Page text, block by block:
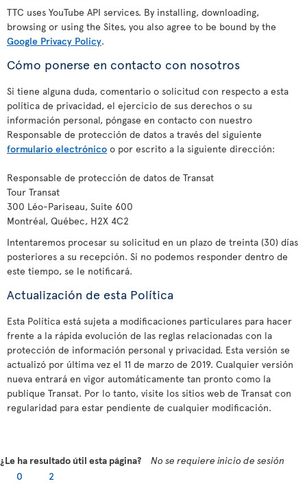
TTC uses YouTube API services. By installing, downloading,
browsing or using the Sites, you also agree to be bound by the
Google Privacy Policy.
Cómo ponerse en contacto con nosotros
Si tiene alguna duda, comentario o solicitud con respecto a esta
política de privacidad, el ejercicio de sus derechos o su
información personal, póngase en contacto con nuestro
Responsable de protección de datos a través del siguiente
formulario electrónico o por escrito a la siguiente dirección:
Responsable de protección de datos de Transat
Tour Transat
300 Léo-Pariseau, Suite 600
Montréal, Québec, H2X 4C2
Intentaremos procesar su solicitud en un plazo de treinta (30) días
posteriores a su recepción. Si no podemos responder dentro de
este tiempo, se le notificará.
Actualización de esta Política
Esta Política está sujeta a modificaciones particulares para hacer
frente a la rápida evolución de las reglas relacionadas con la
protección de información personal y privacidad. Esta versión se
actualizó por última vez el 11 de marzo de 2019. Cualquier versión
nueva entrará en vigor automáticamente tan pronto como la
publique Transat. Por lo tanto, visite los sitios web de Transat con
regularidad para estar pendiente de cualquier modificación.
¿Le ha resultado útil esta página?
No se requiere inicio de sesión
0
2